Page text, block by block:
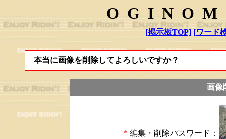
[掲示板TOP] [ワード
本当に画像を削除してよろしいですか？
画像
* 編集・削除パスワード：